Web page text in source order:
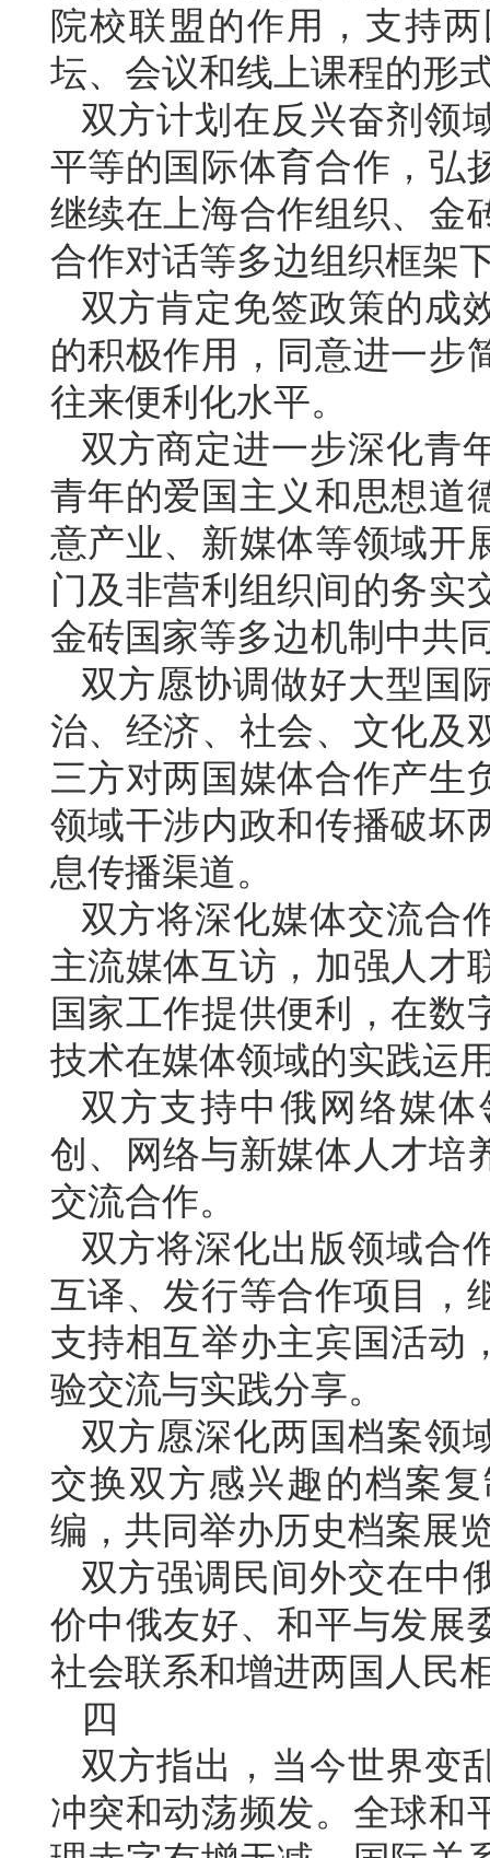
院校联盟的作用，支持
坛、会议和线上课程的形
双方计划在反兴奋剂领
平等的国际体育合作，弘
继续在上海合作组织、金
合作对话等多边组织框架
双方肯定免签政策的成
的积极作用，同意进一步
往来便利化水平。
双方商定进一步深化青
青年的爱国主义和思想道
意产业、新媒体等领域开
门及非营利组织间的务实
金砖国家等多边机制中共
双方愿协调做好大型国
治、经济、社会、文化及
三方对两国媒体合作产生
领域干涉内政和传播破坏
息传播渠道。
双方将深化媒体交流合
主流媒体互访，加强人才
国家工作提供便利，在数
技术在媒体领域的实践运
双方支持中俄网络媒
创、网络与新媒体人才培
交流合作。
双方将深化出版领域合
互译、发行等合作项目，
支持相互举办主宾国活动
验交流与实践分享。
双方愿深化两国档案领
交换双方感兴趣的档案
编，共同举办历史档案展
双方强调民间外交在中
价中俄友好、和平与发展
社会联系和增进两国人民
四
双方指出，当今世界变
冲突和动荡频发。全球和